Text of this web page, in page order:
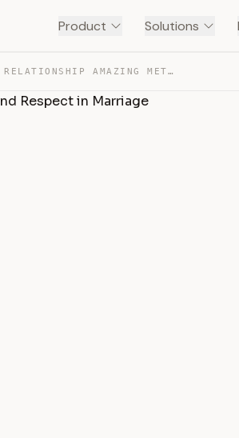
Product Solutions
STRENGTHEN YOUR RELATIONSHIP AMAZING METHOD | ULTIMATE … — TRANSCRIPT
Respect in Marriage